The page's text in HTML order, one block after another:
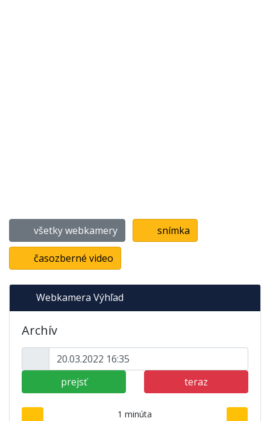
všetky webkamery snímka
časozberné video
Webkamera Výhľad
Archív
prejsť teraz
1 minúta